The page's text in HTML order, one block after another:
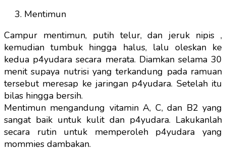
Mentimun
Campur mentimun, putih telur, dan jeruk nipis ,
kemudian tumbuk hingga halus, lalu oleskan ke
kedua p4yudara secara merata. Diamkan selama 30
menit supaya nutrisi yang terkandung pada ramuan
tersebut meresap ke jaringan p4yudara. Setelah itu
bilas hingga bersih.
Mentimun mengandung vitamin A, C, dan B2 yang
sangat baik untuk kulit dan p4yudara. Lakukanlah
secara rutin untuk memperoleh p4yudara yang
mommies dambakan.